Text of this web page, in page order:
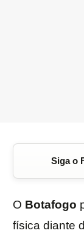
Siga o
O Botafogo
física diante